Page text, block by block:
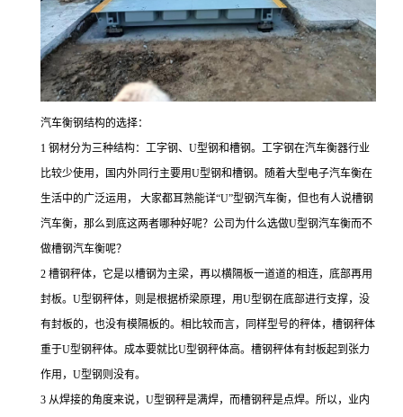
汽车衡钢结构的选择：
1 钢材分为三种结构：工字钢、U型钢和槽钢。工字钢在汽车衡器行业
比较少使用，国内外同行主要用U型钢和槽钢。随着大型电子汽车衡在
生活中的广泛运用， 大家都耳熟能详“U”型钢汽车衡，但也有人说槽钢
汽车衡，那么到底这两者哪种好呢？公司为什么选做U型钢汽车衡而不
做槽钢汽车衡呢？
2 槽钢秤体，它是以槽钢为主梁，再以横隔板一道道的相连，底部再用
封板。U型钢秤体，则是根据桥梁原理，用U型钢在底部进行支撑，没
有封板的，也没有模隔板的。相比较而言，同样型号的秤体，槽钢秤体
重于U型钢秤体。成本要就比U型钢秤体高。槽钢秤体有封板起到张力
作用，U型钢则没有。
3 从焊接的角度来说，U型钢秤是满焊，而槽钢秤是点焊。所以，业内